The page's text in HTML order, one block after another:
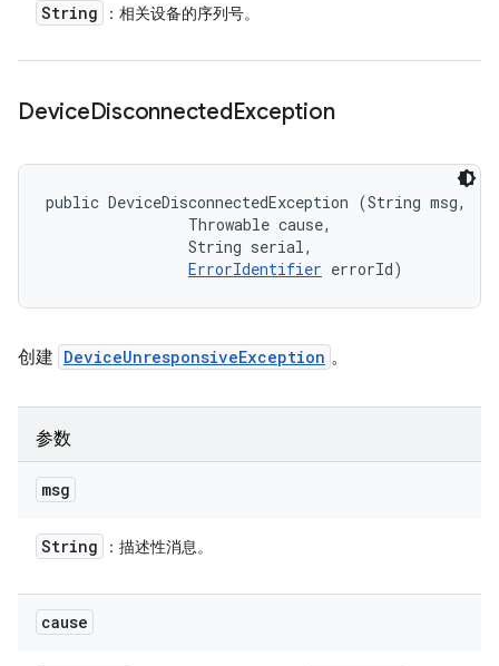
String ：相关设备的序列号。
DeviceDisconnectedException
public DeviceDisconnectedException (String msg,
                Throwable cause,
                String serial,
ErrorIdentifier errorId)
创建 DeviceUnresponsiveException 。
参数
msg
String ：描述性消息。
cause